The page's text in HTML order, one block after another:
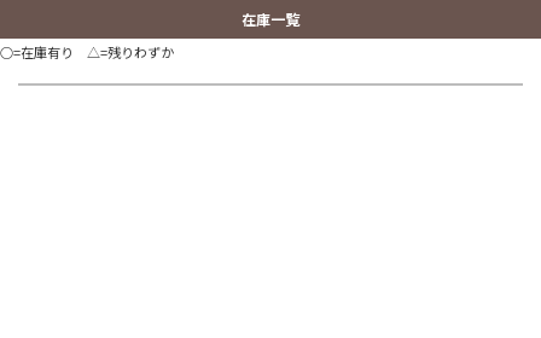
在庫一覧
○=在庫有り △=残りわずか